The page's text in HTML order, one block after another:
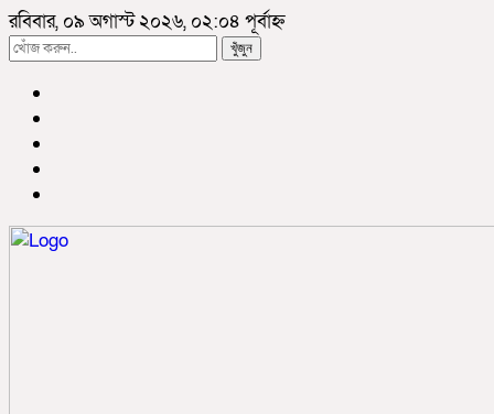
রবিবার, ০৯ অগাস্ট ২০২৬, ০২:০৪ পূর্বাহ্ন
খুঁজুন